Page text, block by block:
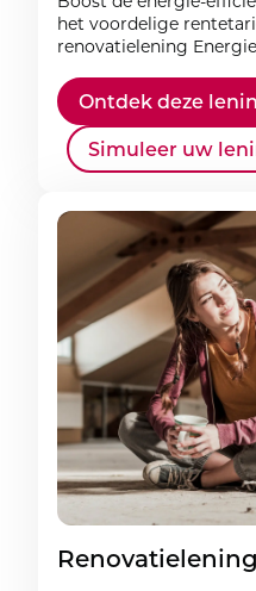
het voordelige
renovatielening
Ontdek deze
Simuleer uw
Renovatielening